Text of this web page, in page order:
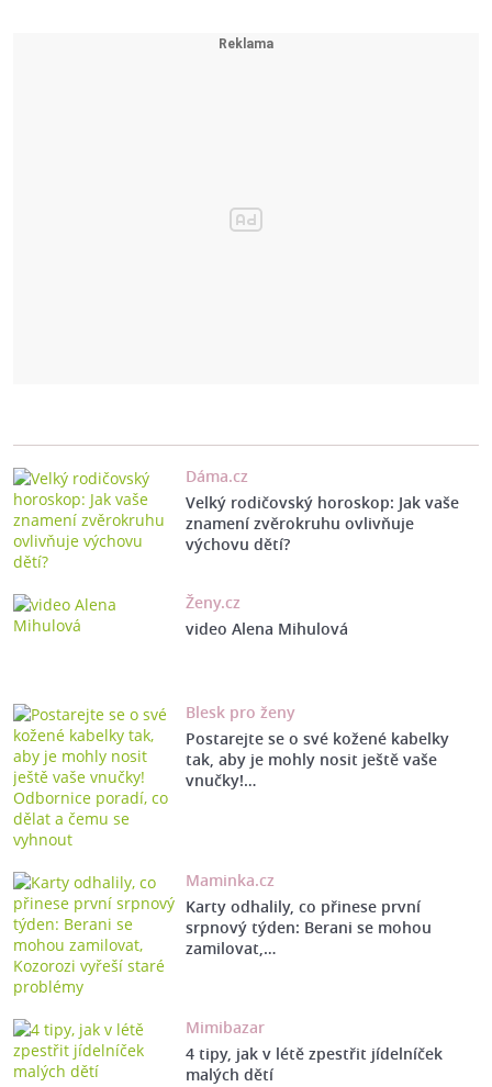
Dáma.cz
Velký rodičovský horoskop: Jak vaše
znamení zvěrokruhu ovlivňuje
výchovu dětí?
Ženy.cz
video Alena Mihulová
Blesk pro ženy
Postarejte se o své kožené kabelky
tak, aby je mohly nosit ještě vaše
vnučky!…
Maminka.cz
Karty odhalily, co přinese první
srpnový týden: Berani se mohou
zamilovat,…
Mimibazar
4 tipy, jak v létě zpestřit jídelníček
malých dětí